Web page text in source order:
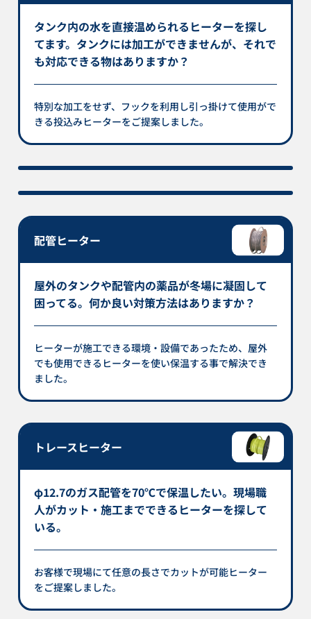
タンク内の水を直接温められるヒーターを探し
てます。タンクには加工ができませんが、それで
も対応できる物はありますか？
特別な加工をせず、フックを利用し引っ掛けて使用がで
きる投込みヒーターをご提案しました。
配管ヒーター
屋外のタンクや配管内の薬品が冬場に凝固して
困ってる。何か良い対策方法はありますか？
ヒーターが施工できる環境・設備であったため、屋外
でも使用できるヒーターを使い保温する事で解決でき
ました。
トレースヒーター
φ12.7のガス配管を70℃で保温したい。現場職
人がカット・施工までできるヒーターを探して
いる。
お客様で現場にて任意の長さでカットが可能ヒーター
をご提案しました。